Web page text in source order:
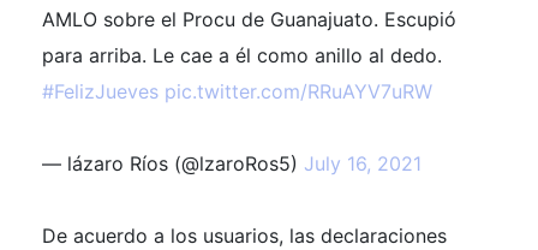
AMLO sobre el Procu de Guanajuato. Escupió
para arriba. Le cae a él como anillo al dedo.
#FelizJueves pic.twitter.com/RRuAYV7uRW
— lázaro Ríos (@lzaroRos5) July 16, 2021
De acuerdo a los usuarios, las declaraciones